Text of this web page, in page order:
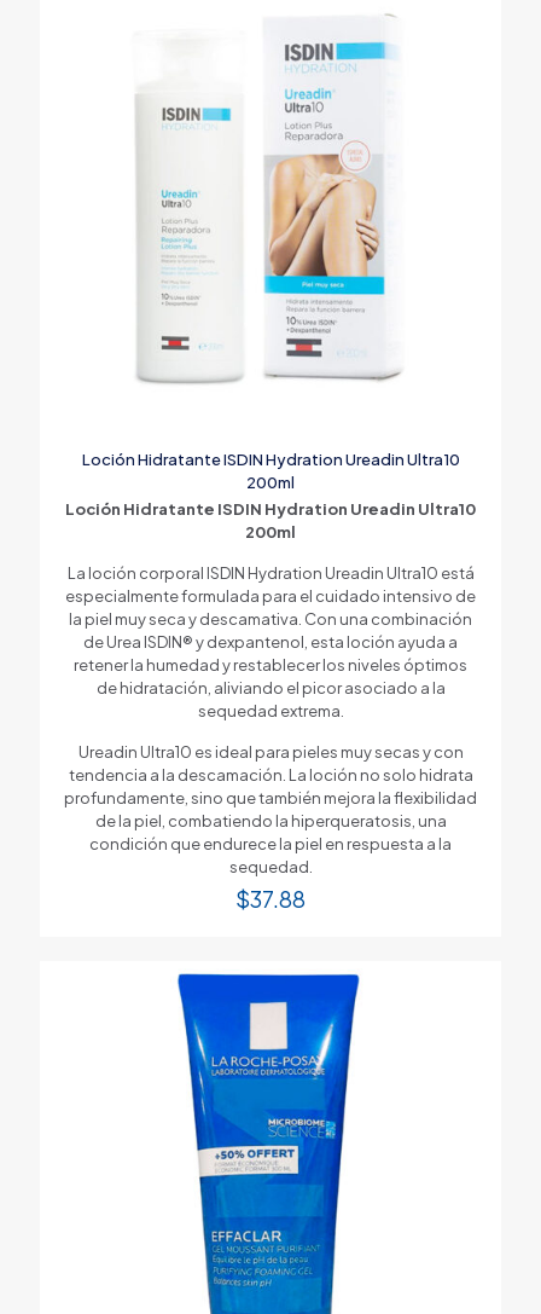
Loción Hidratante ISDIN Hydration Ureadin Ultra10
200ml
Loción Hidratante ISDIN Hydration Ureadin Ultra10
200ml
La loción corporal ISDIN Hydration Ureadin Ultra10 está
especialmente formulada para el cuidado intensivo de
la piel muy seca y descamativa. Con una combinación
de Urea ISDIN® y dexpantenol, esta loción ayuda a
retener la humedad y restablecer los niveles óptimos
de hidratación, aliviando el picor asociado a la
sequedad extrema.
Ureadin Ultra10 es ideal para pieles muy secas y con
tendencia a la descamación. La loción no solo hidrata
profundamente, sino que también mejora la flexibilidad
de la piel, combatiendo la hiperqueratosis, una
condición que endurece la piel en respuesta a la
sequedad.
$37.88